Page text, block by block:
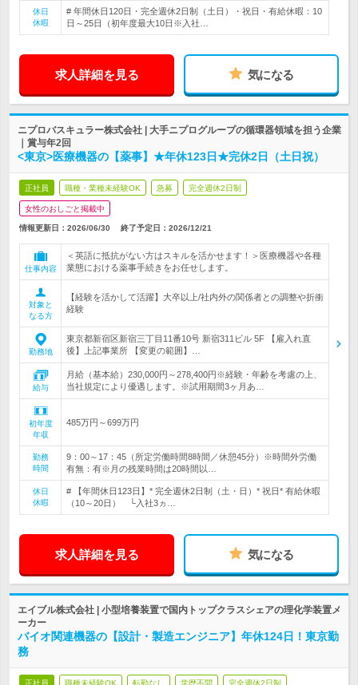
休日
休暇
# 年間休日120日・完全週休2日制（土日）・祝日・有給休暇：10
日～25日（初年度最大10日※入社…
求人詳細を見る 気になる
ニプロバスキュラー株式会社 | 大手ニプログループの循環器領域を担う企業
｜賞与年2回
<東京>医療機器の【薬事】★年休123日★完休2日（土日祝）
正社員 職種・業種未経験OK 急募 完全週休2日制
女性のおしごと掲載中
情報更新日：2026/06/30 終了予定日： 2026/12/21
仕事内容
＜英語に抵抗がない方はスキルを活かせます！＞医療機器や各種
業態における薬事手続きをお任せします。
対象と
なる方
【経験を活かして活躍】大卒以上/社内外の関係者との調整や折衝
経験
勤務地
東京都新宿区新宿三丁目11番10号 新宿311ビル 5F 【雇入れ直
後】上記事業所 【変更の範囲】…
給与
月給（基本給）230,000円～278,400円※経験・年齢を考慮の上、
当社規定により優遇します。※試用期間3ヶ月あ…
初年度
年収
485万円～699万円
勤務
時間
9：00～17：45（所定労働時間8時間／休憩45分）※時間外労働
有無：有※月の残業時間は20時間以…
休日
休暇
# 【年間休日123日】* 完全週休2日制（土・日）* 祝日* 有給休暇
（10～20日） └入社3ヵ…
求人詳細を見る 気になる
エイブル株式会社 | 小型培養装置で国内トップクラスシェアの理化学装置メ
ーカー
バイオ関連機器の【設計・製造エンジニア】年休124日！東京勤
務
正社員 職種未経験OK 転勤なし 学歴不問 完全週休2日制